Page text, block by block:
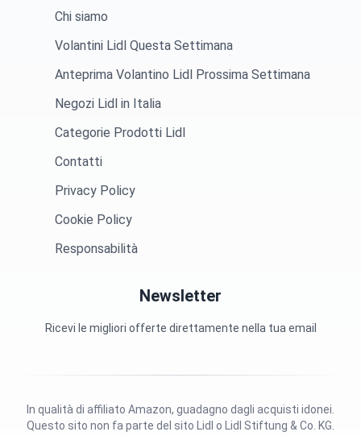
Chi siamo
Volantini Lidl Questa Settimana
Anteprima Volantino Lidl Prossima Settimana
Negozi Lidl in Italia
Categorie Prodotti Lidl
Contatti
Privacy Policy
Cookie Policy
Responsabilità
Newsletter
Ricevi le migliori offerte direttamente nella tua email
Questo sito non fa parte del sito Lidl o Lidl Stiftung & Co. KG.
In qualità di affiliato Amazon, guadagno dagli acquisti idonei.